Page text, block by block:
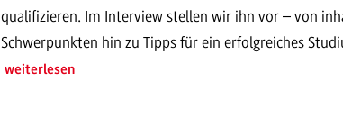
qualifizieren. Im Interview stellen wir ihn vor – von
Schwerpunkten hin zu Tipps für ein erfolgreiches
weiterlesen